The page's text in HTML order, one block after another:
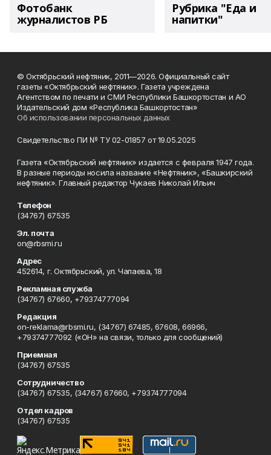
Фотобанк
журналистов РБ
Рубрика "Еда и
напитки"
© Октябрьский нефтяник, 2011—2026. Официальный сайт
газеты «Октябрьский нефтяник». Газета учреждена
Агентством по печати и СМИ Республики Башкортостан и АО
Издательский дом «Республика Башкортостан»
Об использовании персональных данных
Свидетельство ПИ № ТУ 02-01857 от 19.05.2025
Газета «Октябрьский нефтяник» издается с февраля 1947 года.
В разные периоды носила название «Нефтяник», «Башкирский
нефтяник». Главный редактор Чукаев Николай Ильич
Телефон
(34767) 67535
Эл. почта
on@rbsmi.ru
Адрес
452614, г. Октябрьский, ул. Чапаева, 18
Рекламная служба
(34767) 67660, +79374777094
Редакция
on-reklama@rbsmi.ru, (34767) 67485, 67608, 66966,
+79374777092 («ОН» на связи, только для сообщений)
Приемная
(34767) 67535
Сотрудничество
(34767) 67535, (34767) 67660, +79374777094
Отдел кадров
(34767) 67535